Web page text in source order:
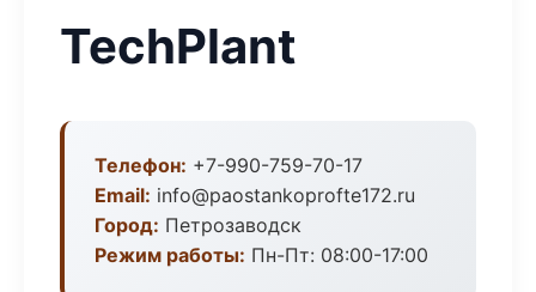
TechPlant
Телефон: +7-990-759-70-17
Email: info@paostankoprofte172.ru
Город: Петрозаводск
Режим работы: Пн-Пт: 08:00-17:00